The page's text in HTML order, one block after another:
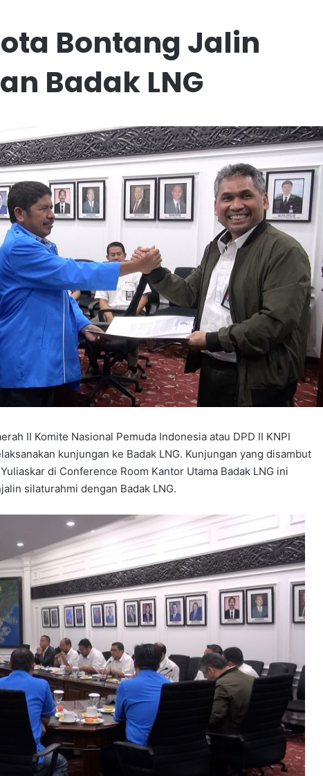
Bontang Jalin
Badak LNG
II Komite Nasional Pemuda Indonesia atau DPD II KNPI
kunjungan ke Badak LNG. Kunjungan yang disambut
di Conference Room Kantor Utama Badak LNG ini
silaturahmi dengan Badak LNG.